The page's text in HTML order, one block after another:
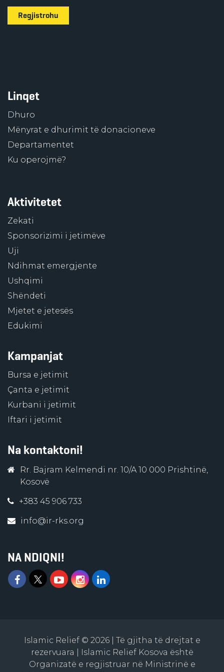
Regjistrohu
Linqet
Dhuro
Mënyrat e dhurimit të donacioneve
Departamentet
Ku operojmë?
Aktivitetet
Zekati
Sponsorizimi i jetimëve
Uji
Ndihmat emergjente
Ushqimi
Shëndeti
Mjetet e jetesës
Edukimi
Kampanjat
Bursa e jetimit
Çanta e jetimit
Kurbani i jetimit
Iftari i jetimit
Na kontaktoni!
Rr. Bajram Kelmendi nr. 10/A 10 000 Prishtinë,
Kosovë
+383 45 906 733
info@ir-rks.org
NA NDIQNI!
Islamic Relief © 2026 | Të gjitha të drejtat e
rezervuara | Islamic Relief Kosova është
Organizatë e regjistruar në Ministrinë e